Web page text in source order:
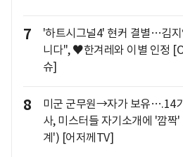
7
'하트시그널4' 현커 결별…김
니다", ♥한겨레와 이별 인정
슈]
8
미군 군무원→자가 보유….14
사, 미스터들 자기소개에 '깜짝
계') [어저께TV]